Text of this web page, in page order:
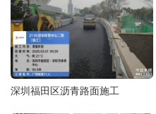
深圳福田区沥青路面施工